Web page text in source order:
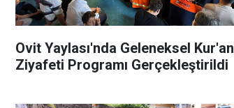
Ovit Yaylası'nda Geleneksel Kur'an
Ziyafeti Programı Gerçekleştirildi